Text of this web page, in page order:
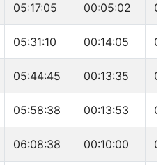
05:17:05 00:05:02
05:31:10 00:14:05
05:44:45 00:13:35
05:58:38 00:13:53
06:08:38 00:10:00